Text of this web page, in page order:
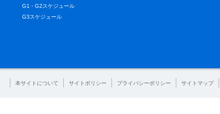
G1・G2スケジュール
G3スケジュール
本サイトについて サイトポリシー プライバシーポリシー サイトマップ